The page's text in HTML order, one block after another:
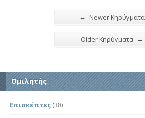
← Newer Κηρύγματα
Older Κηρύγματα →
Ομιλητής
Επισκέπτες (38)